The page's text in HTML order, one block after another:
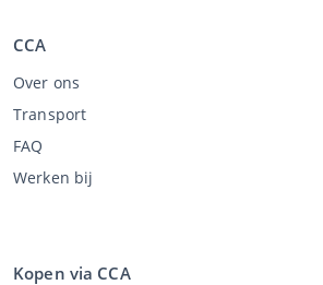
CCA
Over ons
Transport
FAQ
Werken bij
Kopen via CCA